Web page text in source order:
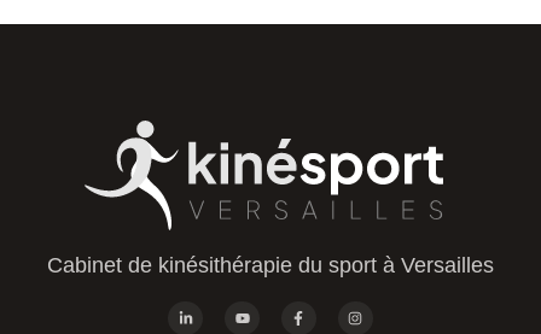
Cabinet de kinésithérapie du sport à Versailles